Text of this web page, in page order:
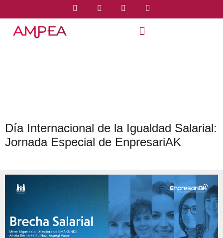
Día Internacional de la Igualdad Salarial:
Jornada Especial de EnpresariAK